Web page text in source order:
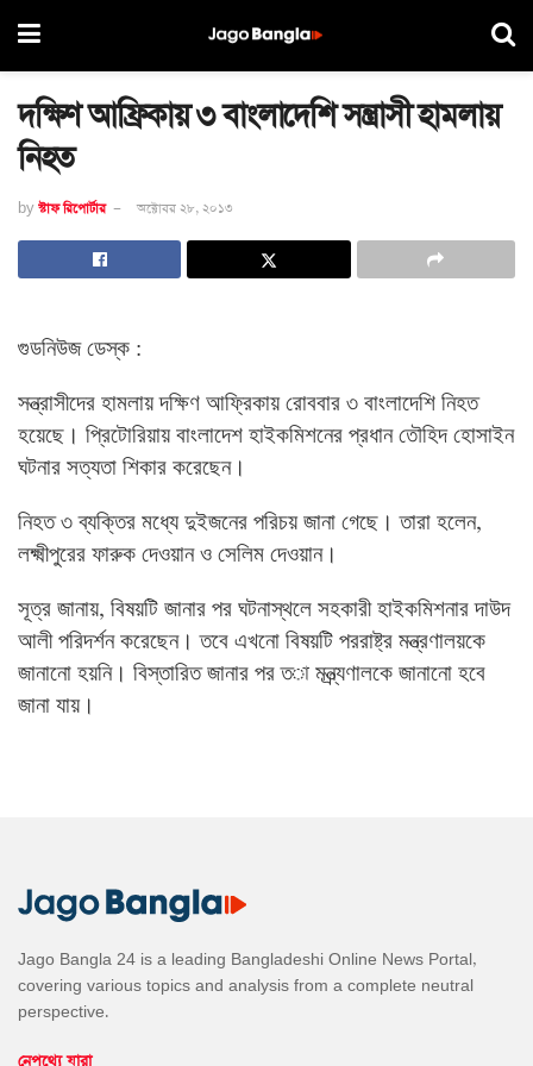
দক্ষিণ আফ্রিকায় ৩ বাংলাদেশি সন্ত্রাসী হামলায়
নিহত
by স্টাফ রিপোর্টার অক্টোবর ২৮, ২০১৩
গুডনিউজ ডেস্ক :
সন্ত্রাসীদের হামলায় দক্ষিণ আফ্রিকায় রোববার ৩ বাংলাদেশি নিহত
হয়েছে। প্রিটোরিয়ায় বাংলাদেশ হাইকমিশনের প্রধান তৌহিদ হোসাইন
ঘটনার সত্যতা শিকার করেছেন।
নিহত ৩ ব্যক্তির মধ্যে দুইজনের পরিচয় জানা গেছে। তারা হলেন,
লক্ষ্মীপুরের ফারুক দেওয়ান ও সেলিম দেওয়ান।
সূত্র জানায়, বিষয়টি জানার পর ঘটনাস্থলে সহকারী হাইকমিশনার দাউদ
আলী পরিদর্শন করেছেন। তবে এখনো বিষয়টি পররাষ্ট্র মন্ত্রণালয়কে
জানানো হয়নি। বিস্তারিত জানার পর তা মন্ত্র্যণালকে জানানো হবে
জানা যায়।
Jago Bangla 24 is a leading Bangladeshi Online News Portal,
covering various topics and analysis from a complete neutral
perspective.